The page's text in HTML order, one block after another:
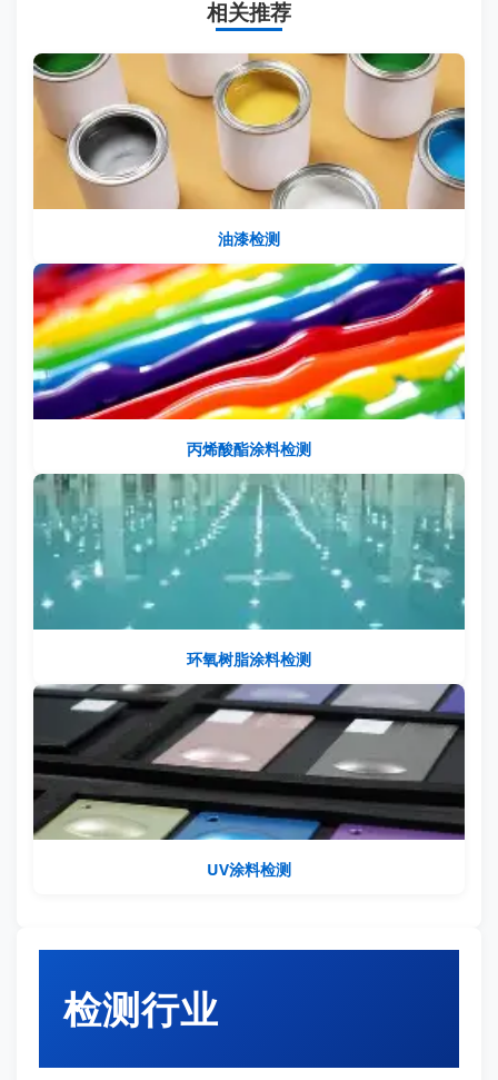
相关推荐
油漆检测
丙烯酸酯涂料检测
环氧树脂涂料检测
UV涂料检测
检测行业